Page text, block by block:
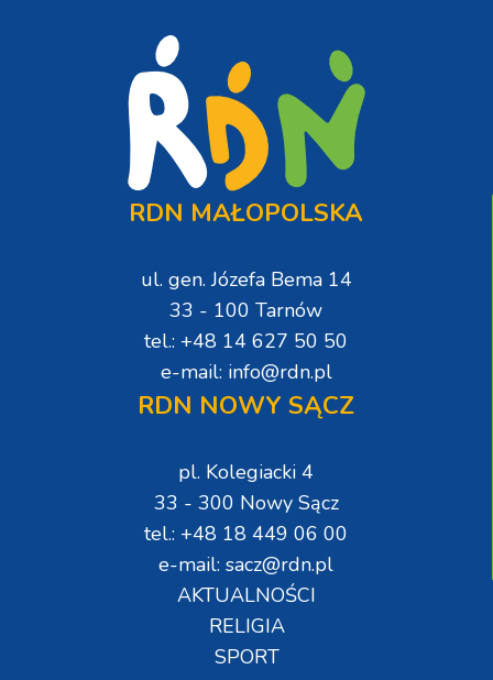
RDN MAŁOPOLSKA
ul. gen. Józefa Bema 14
33 - 100 Tarnów
tel.: +48 14 627 50 50
e-mail: info@rdn.pl
RDN NOWY SĄCZ
pl. Kolegiacki 4
33 - 300 Nowy Sącz
tel.: +48 18 449 06 00
e-mail: sacz@rdn.pl
AKTUALNOŚCI
RELIGIA
SPORT